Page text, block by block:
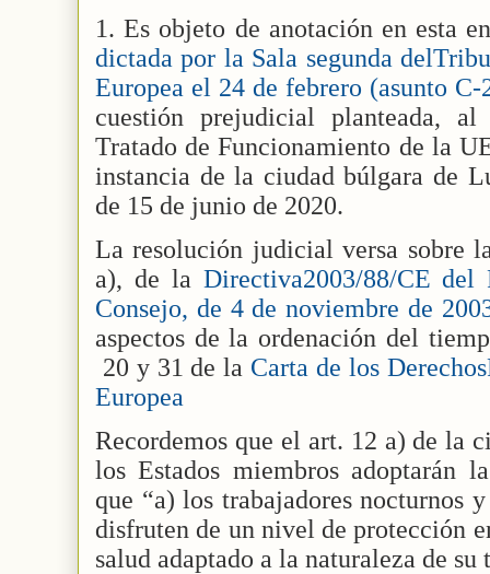
1. Es objeto de anotación en esta
dictada por la Sala segunda
Europea el 24 de febrero (asunto C-
cuestión prejudicial planteada,
Tratado de Funcionamiento de la
instancia de la ciudad búlgara de
de 15 de junio de 2020.
La resolución judicial versa sobre
a), de la Directiva2003/88/CE del
Consejo, de 4 de noviembre de
aspectos de la ordenación del
20 y 31 de la Carta de los
Europea
Recordemos que el art. 12 a) de la
los Estados miembros adoptarán
que “a) los trabajadores nocturnos
disfruten de un nivel de protección
salud adaptado a la naturaleza de su